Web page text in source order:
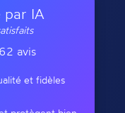
par IA
avis
et fidèles